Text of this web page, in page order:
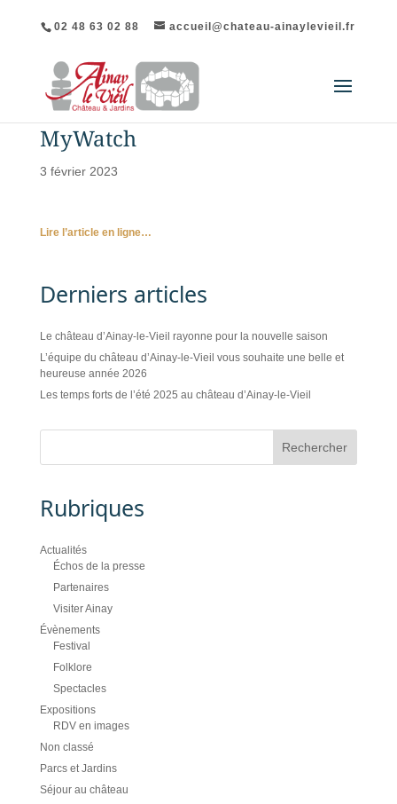
02 48 63 02 88 accueil@chateau-ainaylevieil.fr
MyWatch
3 février 2023
Lire l’article en ligne…
Derniers articles
Le château d’Ainay-le-Vieil rayonne pour la nouvelle saison
L’équipe du château d’Ainay-le-Vieil vous souhaite une belle et
heureuse année 2026
Les temps forts de l’été 2025 au château d’Ainay-le-Vieil
Rubriques
Actualités
Échos de la presse
Partenaires
Visiter Ainay
Évènements
Festival
Folklore
Spectacles
Expositions
RDV en images
Non classé
Parcs et Jardins
Séjour au château